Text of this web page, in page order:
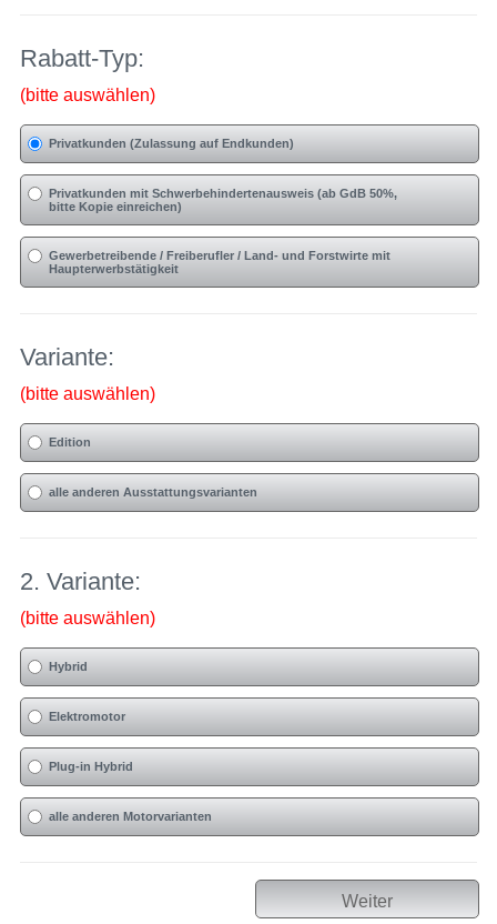
Rabatt-Typ:
(bitte auswählen)
Privatkunden (Zulassung auf Endkunden)
Privatkunden mit Schwerbehindertenausweis (ab GdB 50%,
bitte Kopie einreichen)
Gewerbetreibende / Freiberufler / Land- und Forstwirte mit
Haupterwerbstätigkeit
Variante:
(bitte auswählen)
Edition
alle anderen Ausstattungsvarianten
2. Variante:
(bitte auswählen)
Hybrid
Elektromotor
Plug-in Hybrid
alle anderen Motorvarianten
Weiter